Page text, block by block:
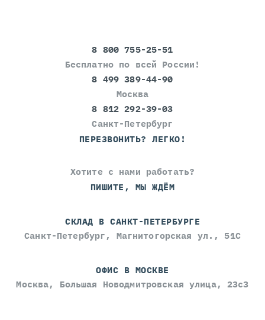
8 800 755-25-51
Бесплатно по всей России!
8 499 389-44-90
Москва
8 812 292-39-03
Санкт-Петербург
ПЕРЕЗВОНИТЬ? ЛЕГКО!
Хотите с нами работать?
ПИШИТЕ, МЫ ЖДЁМ
СКЛАД В САНКТ-ПЕТЕРБУРГЕ
Санкт-Петербург, Магнитогорская ул., 51С
ОФИС В МОСКВЕ
Москва, Большая Новодмитровская улица, 23с3